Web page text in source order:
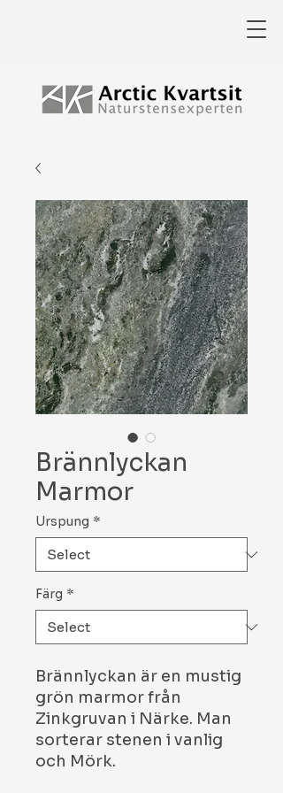
Brännlyckan
Marmor
Urspung *
Färg *
Brännlyckan är en mustig
grön marmor från
Zinkgruvan i Närke. Man
sorterar stenen i vanlig
och Mörk.